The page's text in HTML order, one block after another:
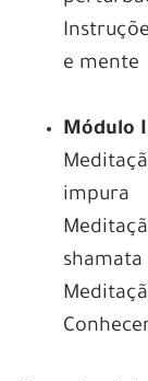
e mente
Módulo
impura
shamata